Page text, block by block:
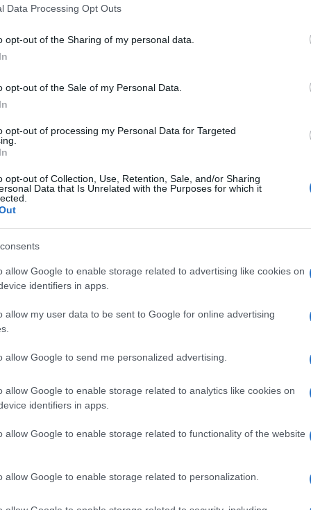
Data Processing Opt Outs
opt-out of the Sharing of my personal data.
opt-out of the Sale of my Personal Data.
opt-out of processing my Personal Data for Targeted
opt-out of Collection, Use, Retention, Sale, and/or Sharing
Data that Is Unrelated with the Purposes for which it
allow Google to enable storage related to advertising like cookies on
identifiers in apps.
allow my user data to be sent to Google for online advertising
allow Google to send me personalized advertising.
allow Google to enable storage related to analytics like cookies on
identifiers in apps.
allow Google to enable storage related to functionality of the website
allow Google to enable storage related to personalization.
τους, δεν είναι λίγοι εκείνοι οι αγρότες
την επιβίωσή τους και συντάσσονται με
τους οργάνων, πλην όμως καθυστερούν
οικονομικής δυσχέρειας.
μεσημέρι θα επιχειρήσουν εκ νέου την
τις αστυνομικές δυνάμεις στο σημείο έξω
στο τελωνείο του Προμαχώνα.
που βρίσκει την αντίσταση
ως αποτέλεσμα να κλείνει για δύο ώρες
Σερρών, έξω απο τον Λευκώνα και η
απο παρακαμπτήριους οδούς.
ψήφισαν κείμενο με το οποίο ζητούν
τα προβλήματα στα σύνορα Βουλγαρίας
στην πρόθεση των Ελλήνων
δρόμους και υποστηρίζουν ότι αυτοί που
τους είναι οι βουλγαρικές μικρές
των εμπορίου, τουρισμού και της
περασμένου έτους, περισσότεροι από 6.000
να περάσουν μέρες και εβδομάδες, εν
χωρίς χρήματα, τρόφιμα και χωρίς την
στη μέση του χειμώνα» υπενθυμίζουν